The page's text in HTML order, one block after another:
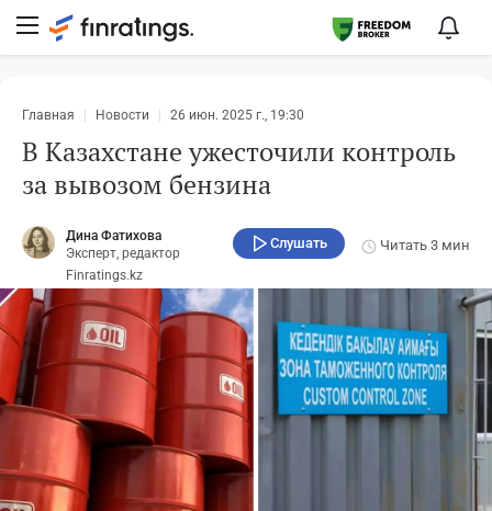
Главная Новости 26 июн. 2025 г., 19:30
В Казахстане ужесточили контроль
за вывозом бензина
Дина Фатихова
Эксперт, редактор
Finratings.kz
Слушать Читать 3 мин